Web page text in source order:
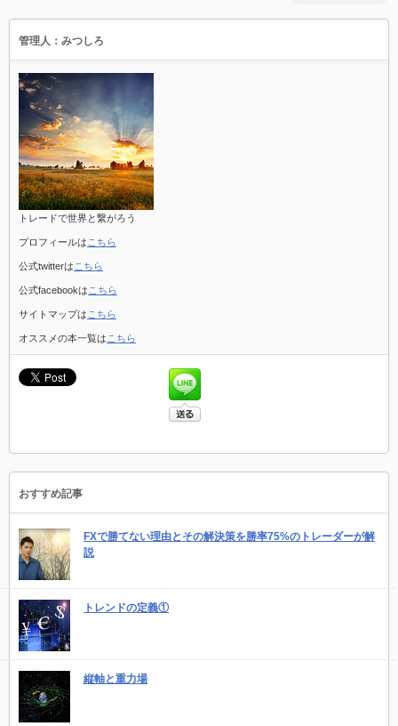
管理人：みつしろ
トレードで世界と繋がろう
プロフィールは こちら
公式twitterは こちら
公式facebookは こちら
サイトマップは こちら
オススメの本一覧は こちら
おすすめ記事
FXで勝てない理由とその解決策を勝率75%のトレーダーが解
説
トレンドの定義①
縦軸と重力場